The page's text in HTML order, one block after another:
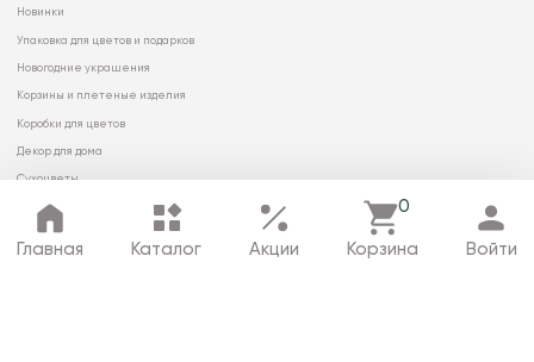
Главная Каталог Акции
0
Корзина Войти
Новинки
Упаковка для цветов и подарков
Новогодние украшения
Корзины и плетеные изделия
Коробки для цветов
Декор для дома
Сухоцветы
© 2026 ООО «МИРРЭЙ»